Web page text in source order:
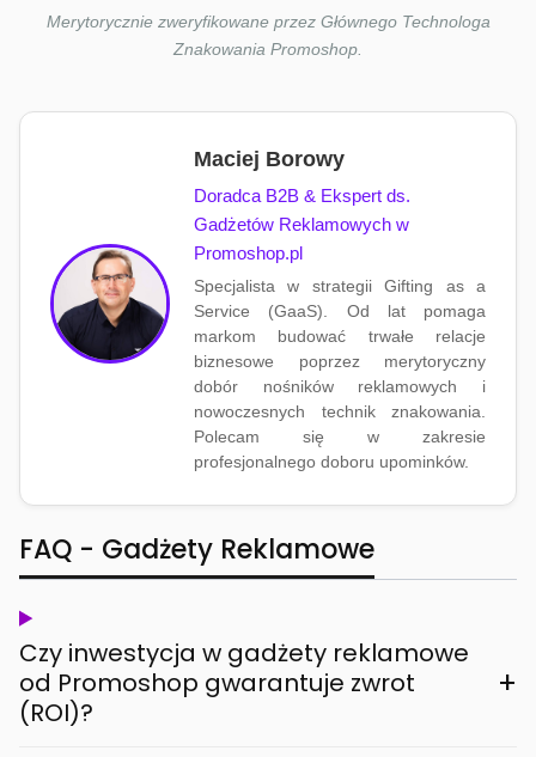
Merytorycznie zweryfikowane przez Głównego Technologa
Znakowania Promoshop.
Maciej Borowy
Doradca B2B & Ekspert ds.
Gadżetów Reklamowych w
Promoshop.pl
Specjalista w strategii Gifting as a
Service (GaaS). Od lat pomaga
markom budować trwałe relacje
biznesowe poprzez merytoryczny
dobór nośników reklamowych i
nowoczesnych technik znakowania.
Polecam się w zakresie
profesjonalnego doboru upominków.
FAQ - Gadżety Reklamowe
Czy inwestycja w gadżety reklamowe
od Promoshop gwarantuje zwrot
(ROI)?
+